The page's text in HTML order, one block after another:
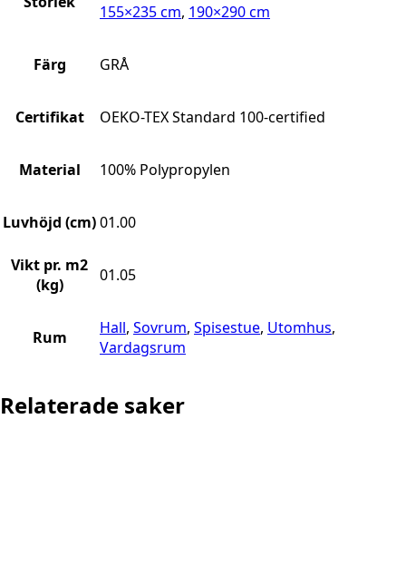
155×235 cm, 190×290 cm
Färg GRÅ
Certifikat OEKO-TEX Standard 100-certified
Material 100% Polypropylen
Luvhöjd (cm)01.00
Vikt pr. m2
(kg)
01.05
Rum Hall, Sovrum, Spisestue, Utomhus,
Vardagsrum
Relaterade saker